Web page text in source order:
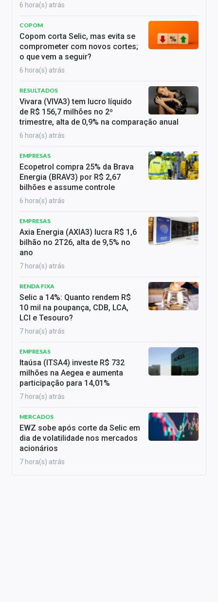
6 hora(s) atrás
COPOM
Copom corta Selic, mas evita se
comprometer com novos cortes;
o que vem a seguir?
6 hora(s) atrás
RESULTADOS
Vivara (VIVA3) tem lucro líquido
de R$ 156,7 milhões no 2º
trimestre, alta de 0,9% na comparação anual
6 hora(s) atrás
EMPRESAS
Ecopetrol compra 25% da Brava
Energia (BRAV3) por R$ 2,67
bilhões e assume controle
6 hora(s) atrás
EMPRESAS
Axia Energia (AXIA3) lucra R$ 1,6
bilhão no 2T26, alta de 9,5% no
ano
7 hora(s) atrás
RENDA FIXA
Selic a 14%: Quanto rendem R$
10 mil na poupança, CDB, LCA,
LCI e Tesouro?
7 hora(s) atrás
EMPRESAS
Itaúsa (ITSA4) investe R$ 732
milhões na Aegea e aumenta
participação para 14,01%
7 hora(s) atrás
MERCADOS
EWZ sobe após corte da Selic em
dia de volatilidade nos mercados
acionários
7 hora(s) atrás